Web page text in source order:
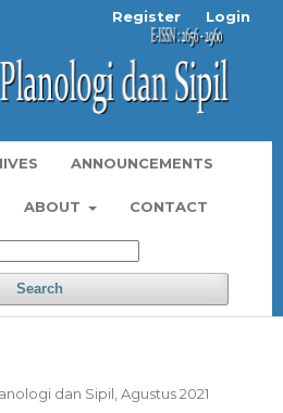
ANNOUNCEMENTS
ABOUT CONTACT
Search
Register Login
dan Sipil, Agustus 2021